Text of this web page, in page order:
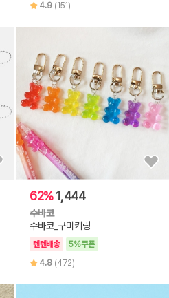
4.9 (151)
62%1,444
수바코
수바코_구미키링
텐텐배송
5%쿠폰
4.8 (472)